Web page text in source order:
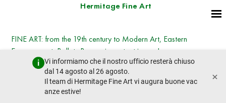
Hermitage Fine Art
Vi informiamo che il nostro ufficio resterà chiuso
dal 14 agosto al 26 agosto.
Il team di Hermitage Fine Art vi augura buone vac
anze estive!
×
FINE ART: from the 19th century to Modern Art, Eastern
European art, Ballets Russes, important icons, Ivan
Shishkin, Larionov, Goncharova, etc
martedì 9 dicembre 2025 - 10:30
lotto precedente